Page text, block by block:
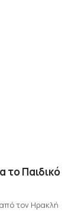
το Παιδικό
τον Ηρακλή